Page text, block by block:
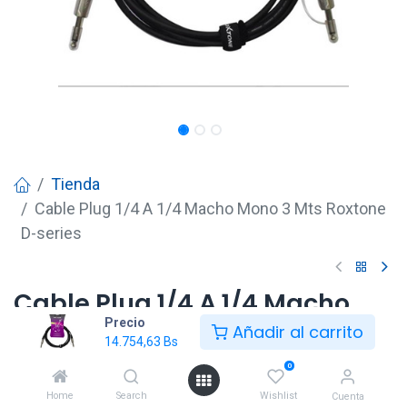
Precio
14.754,63 Bs Añadir al carrito
Home Search
0
Wishlist Cuenta
Tienda
Cable Plug 1/4 A 1/4 Macho Mono 3 Mts Roxtone
D-series
Cable Plug 1/4 A 1/4 Macho
Mono 3 Mts Roxtone D-series
14.754,63 Bs